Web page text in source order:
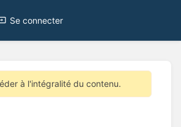
Se connecter
à l'intégralité du contenu.